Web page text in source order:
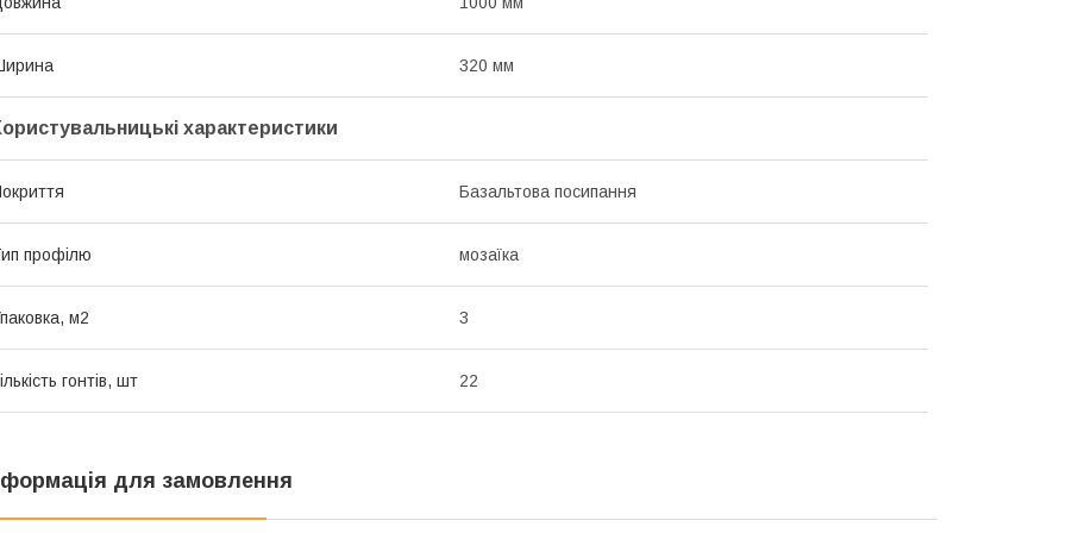
320 мм
характеристики
Базальтова посипання
профілю мозаїка
м2 3
гонтів, шт 22
для замовлення